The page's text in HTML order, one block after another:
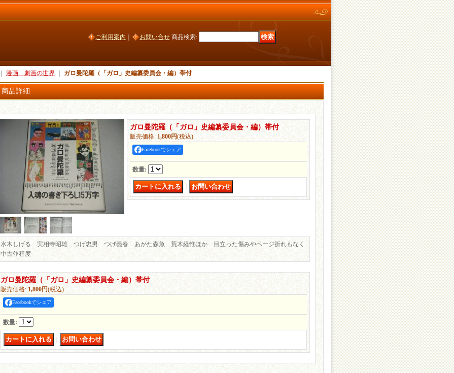
ご利用案内 お問い合せ 商品検索:
漫画 劇画の世界 ガロ曼陀羅（「ガロ」史編纂委員会・編）帯付
商品詳細
ガロ曼陀羅（「ガロ」史編纂委員会・編）帯付
販売価格: 1,800円(税込)
Facebookでシェア
数量:
水木しげる 実相寺昭雄 つげ忠男 つげ義春 あがた森魚 荒木経惟ほか 目立った傷みやページ折れもなく
中古並程度
ガロ曼陀羅（「ガロ」史編纂委員会・編）帯付
販売価格: 1,800円(税込)
Facebookでシェア
数量: